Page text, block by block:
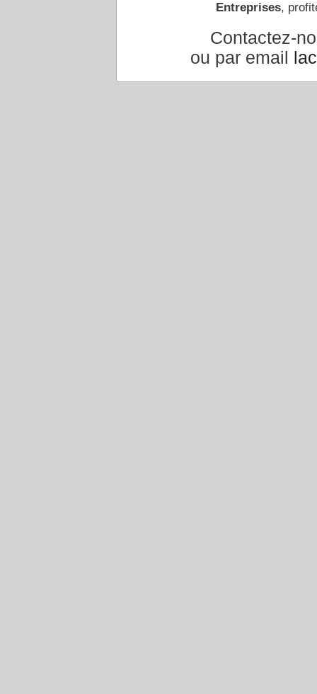
Entreprises,
Contactez-
ou par email